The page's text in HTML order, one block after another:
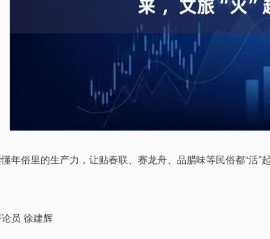
年俗里的生产力，让贴春联、赛龙舟、品腊味等民俗都“活”
员 徐建辉